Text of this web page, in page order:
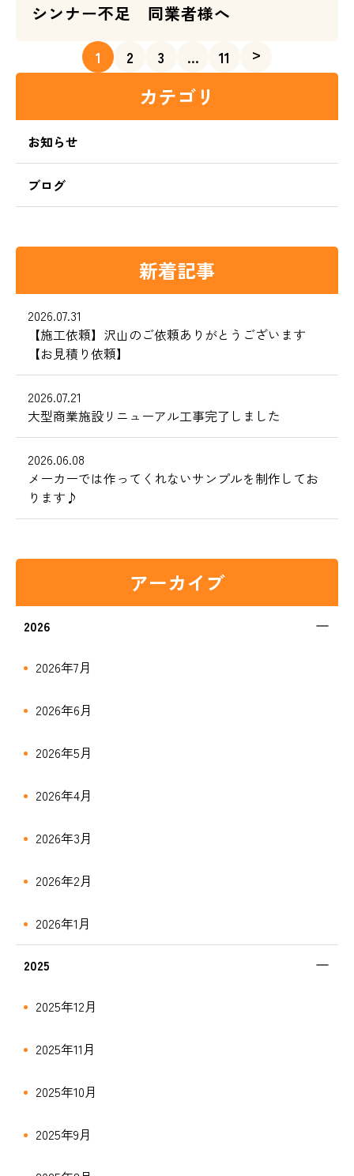
シンナー不足 同業者様へ
1 2 3 … 11 >
カテゴリ
お知らせ
ブログ
新着記事
2026.07.31
【施工依頼】沢山のご依頼ありがとうございます
【お見積り依頼】
2026.07.21
大型商業施設リニューアル工事完了しました
2026.06.08
メーカーでは作ってくれないサンプルを制作してお
ります♪
アーカイブ
2026
2026年7月
2026年6月
2026年5月
2026年4月
2026年3月
2026年2月
2026年1月
2025
2025年12月
2025年11月
2025年10月
2025年9月